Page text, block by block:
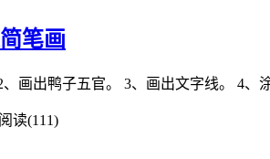
笔画
画出鸭子五官。 3、画出文字线。 4、
阅读(111)